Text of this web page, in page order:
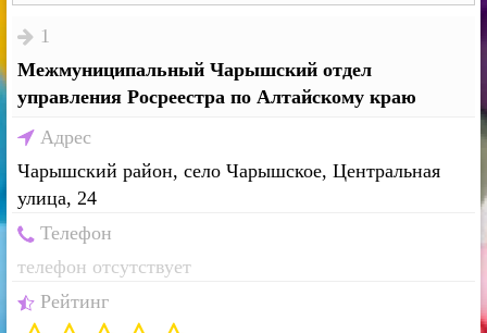
1
Межмуниципальный Чарышский отдел
управления Росреестра по Алтайскому краю
Адрес
Чарышский район, село Чарышское, Центральная
улица, 24
Телефон
телефон отсутствует
Рейтинг